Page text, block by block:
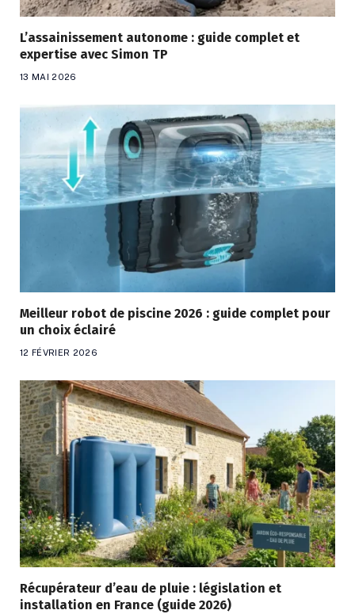
L’assainissement autonome : guide complet et
expertise avec Simon TP
13 MAI 2026
Meilleur robot de piscine 2026 : guide complet pour
un choix éclairé
12 FÉVRIER 2026
Récupérateur d’eau de pluie : législation et
installation en France (guide 2026)